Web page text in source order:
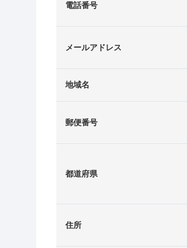
電話番号
メールアドレス
地域名
郵便番号
都道府県
住所